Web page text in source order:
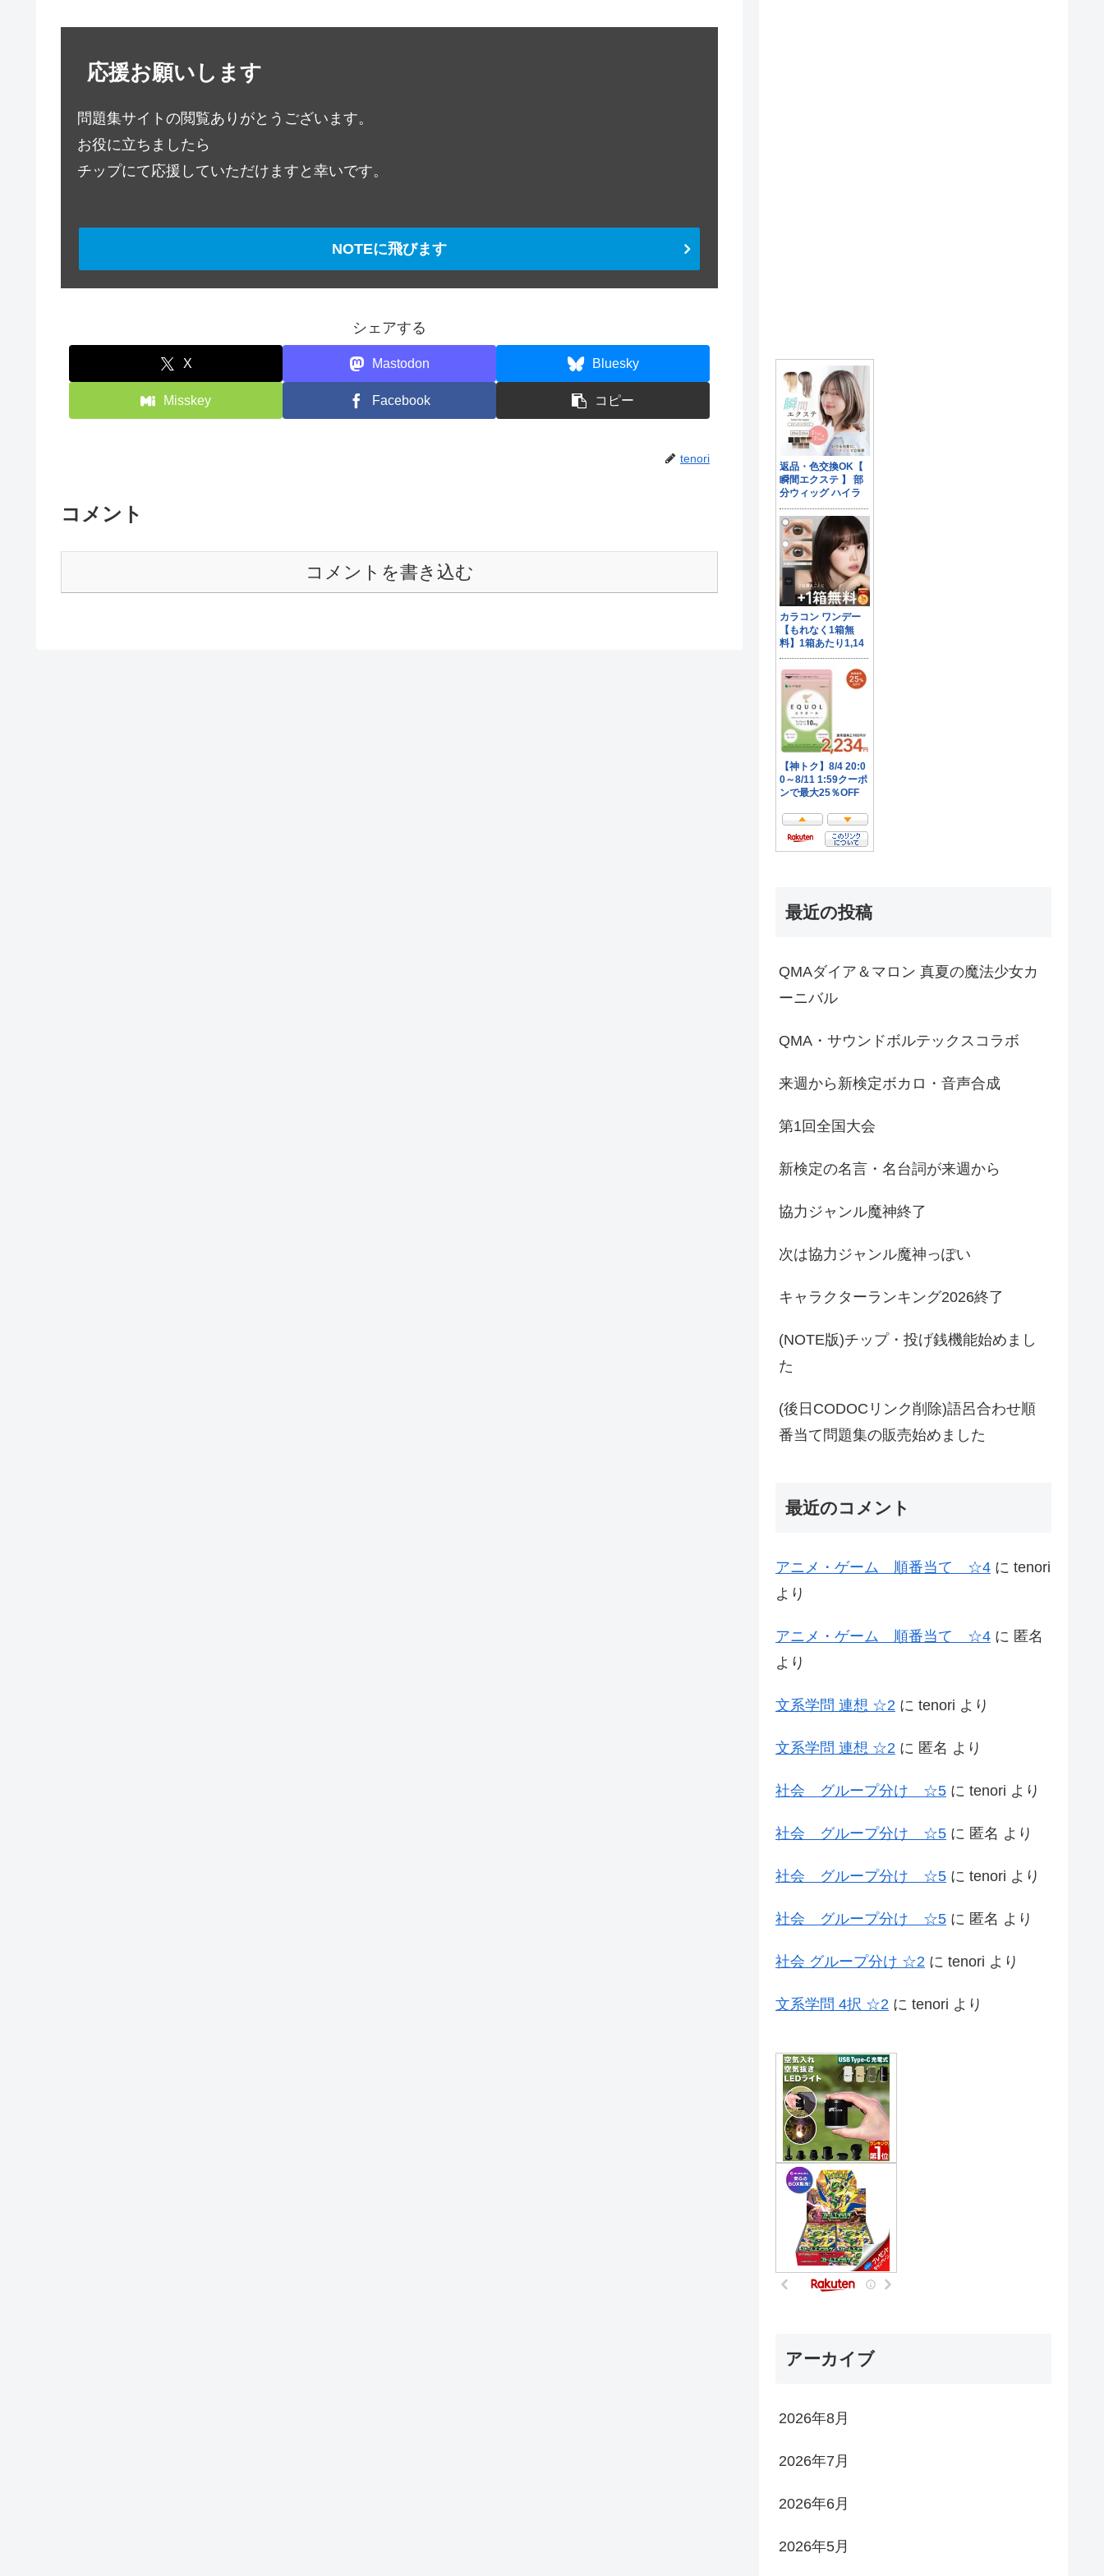
応援お願いします
問題集サイトの閲覧ありがとうございます。
お役に立ちましたら
チップにて応援していただけますと幸いです。
NOTEに飛びます
シェアする
X Mastodon Bluesky
Misskey Facebook コピー
tenori
コメント
コメントを書き込む
最近の投稿
QMAダイア＆マロン 真夏の魔法少女カ
ーニバル
QMA・サウンドボルテックスコラボ
来週から新検定ボカロ・音声合成
第1回全国大会
新検定の名言・名台詞が来週から
協力ジャンル魔神終了
次は協力ジャンル魔神っぽい
キャラクターランキング2026終了
(NOTE版)チップ・投げ銭機能始めまし
た
(後日CODOCリンク削除)語呂合わせ順
番当て問題集の販売始めました
最近のコメント
アニメ・ゲーム 順番当て ☆4 に tenori
より
アニメ・ゲーム 順番当て ☆4 に 匿名
より
文系学問 連想 ☆2 に tenori より
文系学問 連想 ☆2 に 匿名 より
社会 グループ分け ☆5 に tenori より
社会 グループ分け ☆5 に 匿名 より
社会 グループ分け ☆5 に tenori より
社会 グループ分け ☆5 に 匿名 より
社会 グループ分け ☆2 に tenori より
文系学問 4択 ☆2 に tenori より
アーカイブ
2026年8月
2026年7月
2026年6月
2026年5月